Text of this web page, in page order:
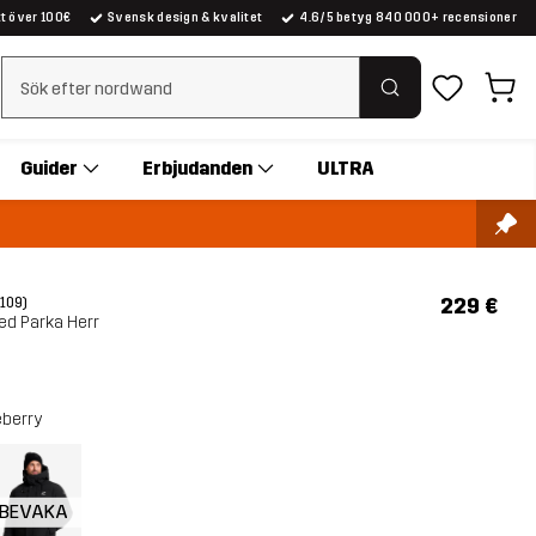
över 100€ Svensk design & kvalitet 4.6/5 betyg 840 000+ recensioner
Rensa sök
Guider Erbjudanden ULTRA
Parka Herr
229 €
BEVAKA